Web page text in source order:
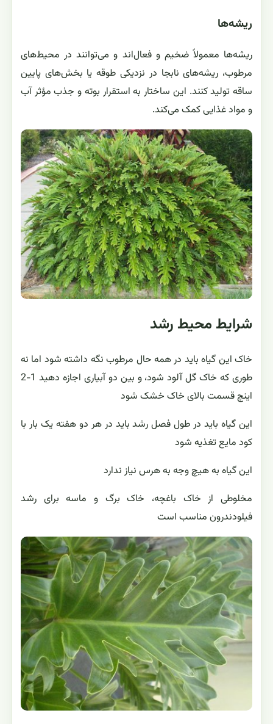
ریشه‌ها
ریشه‌ها معمولاً ضخیم و فعال‌اند و می‌توانند در محیط‌های
مرطوب، ریشه‌های نابجا در نزدیکی طوقه یا بخش‌های پایین
ساقه تولید کنند. این ساختار به استقرار بوته و جذب مؤثر آب
و مواد غذایی کمک می‌کند.
شرایط محیط رشد
خاک این گیاه باید در همه حال مرطوب نگه داشته شود اما نه
طوری که خاک گل آلود شود، و بین دو آبیاری اجازه دهید 1-2
اینچ قسمت بالای خاک خشک شود
این گیاه باید در طول فصل رشد باید در هر دو هفته یک بار با
کود مایع تغذیه شود
این گیاه به هیچ وجه به هرس نیاز ندارد
مخلوطی از خاک باغچه، خاک برگ و ماسه برای رشد
فیلودندرون مناسب است